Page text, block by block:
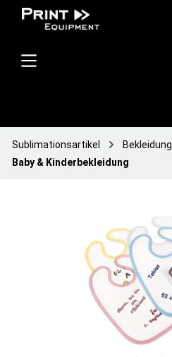
Sublimationsartikel
Bekleidung
Baby & Kinderbekleidung